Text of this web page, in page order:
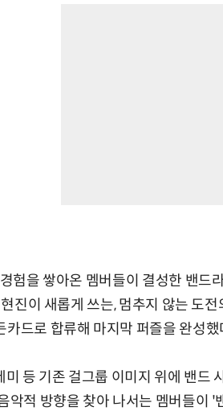
험을 쌓아온 멤버들이 결성한 밴드
진이 새롭게 쓰는, 멈추지 않는 도전
드로 합류해 마지막 퍼즐을 완성했
등 기존 걸그룹 이미지 위에 밴드
악적 방향을 찾아 나서는 멤버들이 '